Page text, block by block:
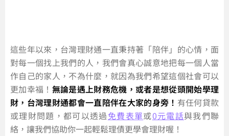
這些年以來，台灣理財通一直秉持著「陪伴」的心情，面
對每一個找上我們的人，我們會真心誠意地把每一個人當
作自己的家人，不為什麼，就因為我們希望這個社會可以
更加幸福！ 無論是遇上財務危機，或者是想從頭開始學理
財，台灣理財通都會一直陪伴在大家的身旁！ 有任何貸款
或理財問題，都可以透過免費表單或0元電話與我們聯
絡，讓我們協助你一起輕鬆理債更學會理財喔！